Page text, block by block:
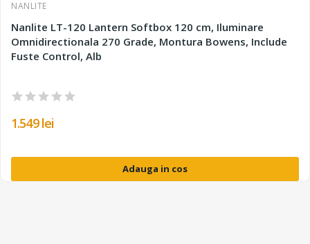
NANLITE
Nanlite LT-120 Lantern Softbox 120 cm, Iluminare
Omnidirectionala 270 Grade, Montura Bowens, Include
Fuste Control, Alb
1.549 lei
Adauga in cos